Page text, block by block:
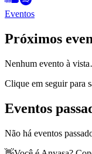
Eventos
Próximos
Nenhum evento à
Clique em seguir para
Eventos
Não há eventos